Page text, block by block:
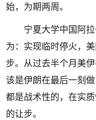
始，为期两周。
宁夏大学中国阿
为：实现临时停火，
步。从过去半个月美
该是伊朗在最后一刻
都是战术性的，在实
的让步。